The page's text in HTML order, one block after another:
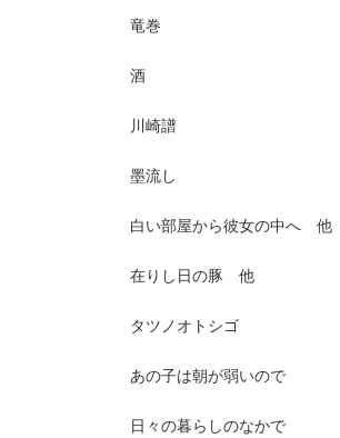
竜巻 市
酒 井
川崎譜
墨流し
白い部屋から彼女の
在りし日の豚
タツノオト
あの子は朝が弱い
日々の暮らしのな